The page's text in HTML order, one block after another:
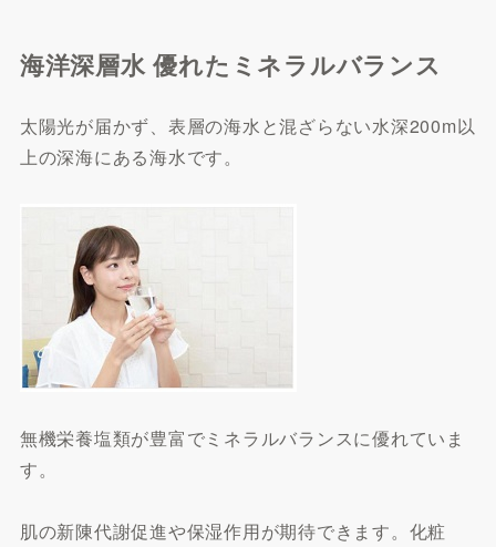
海洋深層水 優れたミネラルバランス
太陽光が届かず、表層の海水と混ざらない水深200m以
上の深海にある海水です。
無機栄養塩類が豊富でミネラルバランスに優れていま
す。
肌の新陳代謝促進や保湿作用が期待できます。化粧